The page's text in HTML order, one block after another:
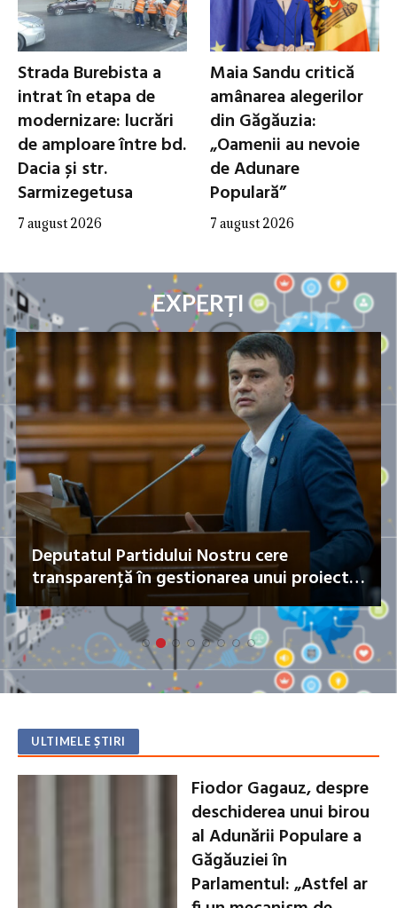
Strada Burebista a
intrat în etapa de
modernizare: lucrări
de amploare între bd.
Dacia și str.
Sarmizegetusa
7 august 2026
Maia Sandu critică
amânarea alegerilor
din Găgăuzia:
„Oamenii au nevoie
de Adunare
Populară”
7 august 2026
EXPERȚI
Deputatul Partidului Nostru cere
transparență în gestionarea unui proiect
rutier de 143 de milioane de lei
ULTIMELE ȘTIRI
Fiodor Gagauz, despre
deschiderea unui birou
al Adunării Populare a
Găgăuziei în
Parlamentul: „Astfel ar